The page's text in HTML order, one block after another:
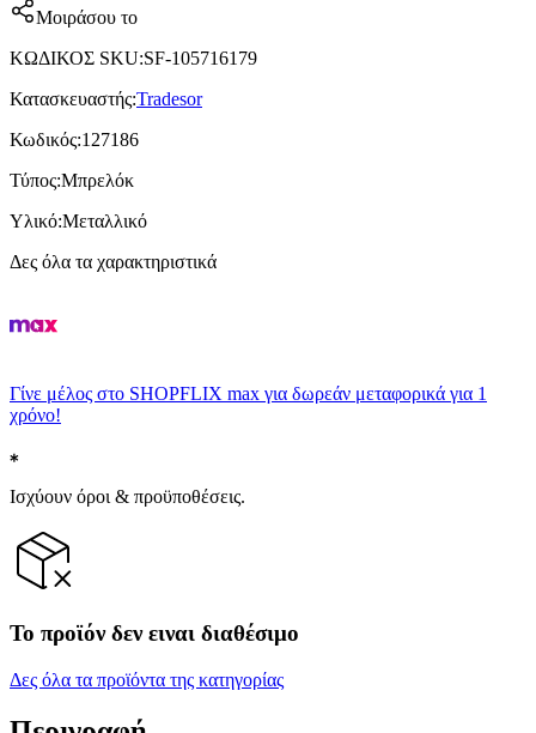
Μοιράσου το
ΚΩΔΙΚΟΣ SKU:SF-105716179
Κατασκευαστής:Tradesor
Κωδικός:127186
Τύπος:Μπρελόκ
Υλικό:Μεταλλικό
Δες όλα τα χαρακτηριστικά
Γίνε μέλος στο SHOPFLIX max για δωρεάν μεταφορικά για 1
χρόνο!
Ισχύουν όροι & προϋποθέσεις.
Το προϊόν δεν ειναι διαθέσιμο
Δες όλα τα προϊόντα της κατηγορίας